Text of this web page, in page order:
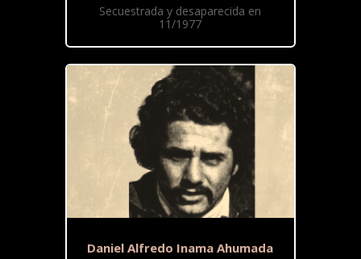
Secuestrada y desaparecida en
11/1977
Daniel Alfredo Inama Ahumada